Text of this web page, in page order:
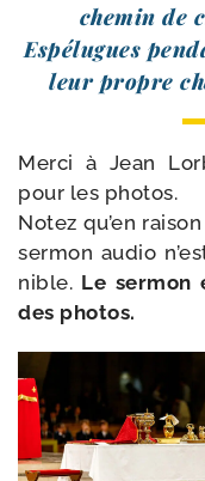
che­min de
Espélugues
leur propre
Merci à Jean
pour les pho­tos.
Notez qu’en
ser­mon audio
nible. Le
des photos.